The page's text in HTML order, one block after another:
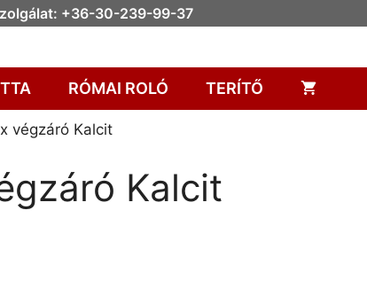
+36-30-239-99-37
RÓMAI ROLÓ TERÍTŐ
végzáró Kalcit
Kalcit